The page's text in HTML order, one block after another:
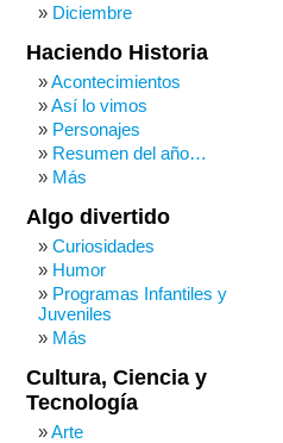
Diciembre
Haciendo Historia
Acontecimientos
Así lo vimos
Personajes
Resumen del año…
Más
Algo divertido
Curiosidades
Humor
Programas Infantiles y
Juveniles
Más
Cultura, Ciencia y
Tecnología
Arte